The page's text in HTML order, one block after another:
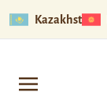
Kazakhstan